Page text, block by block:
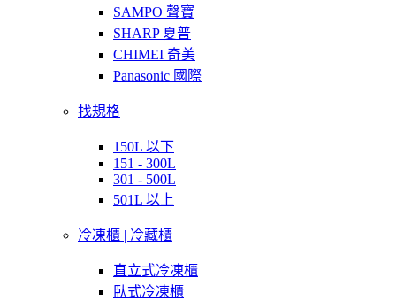
SAMPO 聲寶
SHARP 夏普
CHIMEI 奇美
Panasonic 國際
找規格
150L 以下
151 - 300L
301 - 500L
501L 以上
冷凍櫃 | 冷藏櫃
直立式冷凍櫃
臥式冷凍櫃